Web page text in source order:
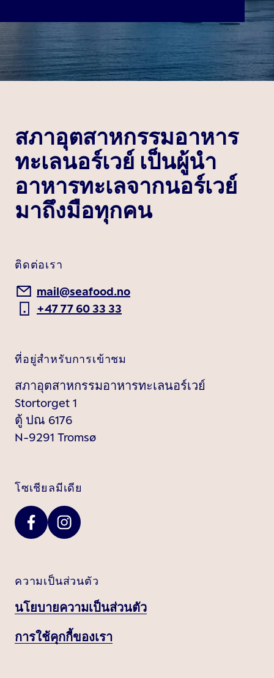
สภาอุตสาหกรรมอาหาร
ทะเลนอร์เวย์ เป็นผู้นำ
อาหารทะเลจากนอร์เวย์
มาถึงมือทุกคน
ติดต่อเรา
mail@seafood.no
+47 77 60 33 33
ที่อยู่สำหรับการเข้าชม
สภาอุตสาหกรรมอาหารทะเลนอร์เวย์
Stortorget 1
ตู้ ปณ 6176
N-9291 Tromsø
โซเชียลมีเดีย
ความเป็นส่วนตัว
นโยบายความเป็นส่วนตัว
การใช้คุกกี้ของเรา